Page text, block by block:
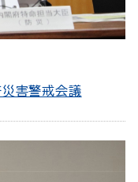
害警戒会議